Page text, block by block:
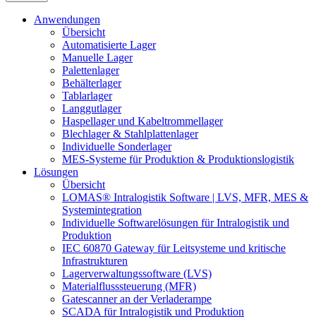
Anwendungen
Übersicht
Automatisierte Lager
Manuelle Lager
Palettenlager
Behälterlager
Tablarlager
Langgutlager
Haspellager und Kabeltrommellager
Blechlager & Stahlplattenlager
Individuelle Sonderlager
MES-Systeme für Produktion & Produktionslogistik
Lösungen
Übersicht
LOMAS® Intralogistik Software | LVS, MFR, MES &
Systemintegration
Individuelle Softwarelösungen für Intralogistik und
Produktion
IEC 60870 Gateway für Leitsysteme und kritische
Infrastrukturen
Lagerverwaltungssoftware (LVS)
Materialflusssteuerung (MFR)
Gatescanner an der Verladerampe
SCADA für Intralogistik und Produktion